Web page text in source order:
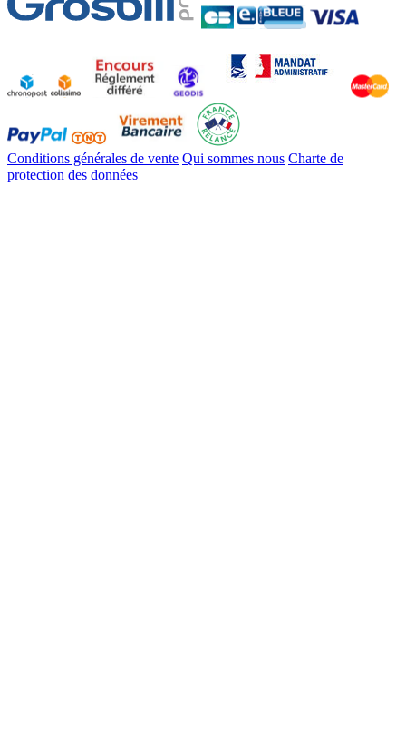
Conditions générales de vente Qui sommes nous Charte de
protection des données